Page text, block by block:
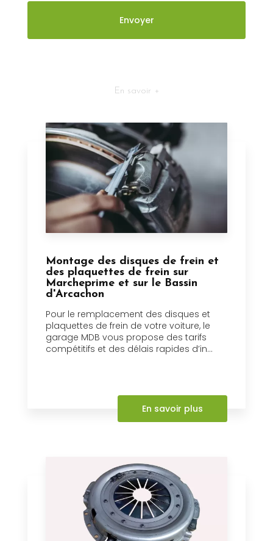
En savoir +
Montage des disques de frein et
des plaquettes de frein sur
Marcheprime et sur le Bassin
d'Arcachon
Pour le remplacement des disques et
plaquettes de frein de votre voiture, le
garage MDB vous propose des tarifs
compétitifs et des délais rapides d’in...
En savoir plus